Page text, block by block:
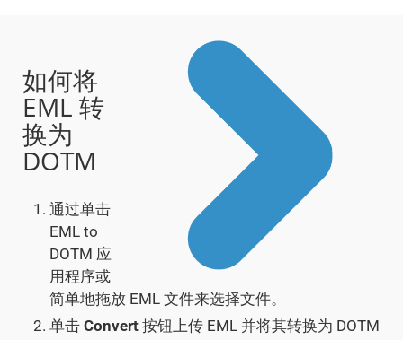
如何将
EML 转
换为
DOTM
通过单击
EML to
DOTM 应
用程序或
简单地拖放 EML 文件来选择文件。
单击 Convert 按钮上传 EML 并将其转换为 DOTM